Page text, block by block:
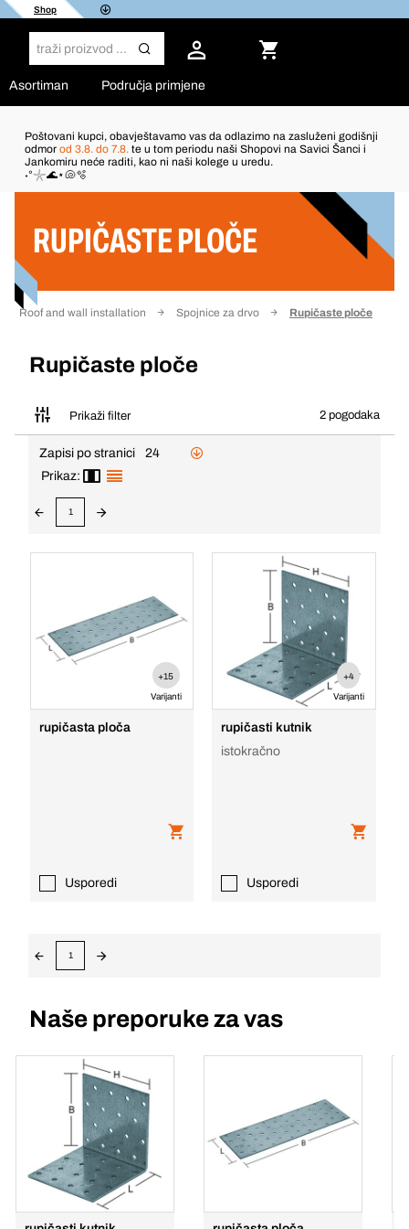
Shop
Asortiman Područja primjene
Poštovani kupci, obavještavamo vas da odlazimo na zasluženi godišnji
odmor od 3.8. do 7.8. te u tom periodu naši Shopovi na Savici Šanci i
Jankomiru neće raditi, kao ni naši kolege u uredu.
˖°𓇼🌊⋆🐚🫧
RUPIČASTE PLOČE
Roof and wall installation Spojnice za drvo Rupičaste ploče
Rupičaste ploče
Prikaži filter 2 pogodaka
Filter
Zapisi po stranici
24
Prikaz:
1
+15
Varijanti
rupičasta ploča
Usporedi
+4
Varijanti
rupičasti kutnik
istokračno
Usporedi
1
Naše preporuke za vas